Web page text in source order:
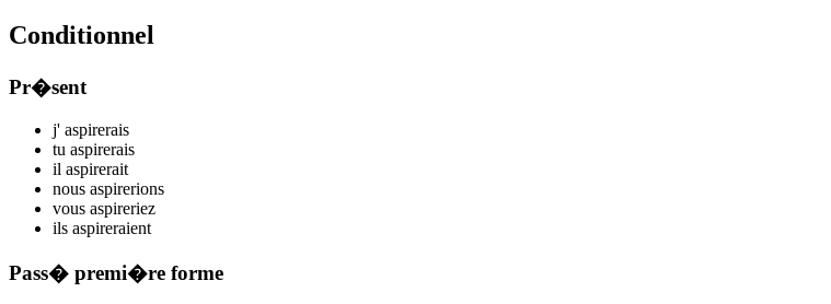
Conditionnel
Pr�sent
j' aspirerais
tu aspirerais
il aspirerait
nous aspirerions
vous aspireriez
ils aspireraient
Pass� premi�re forme